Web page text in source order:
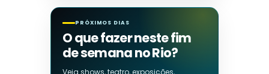
PRÓXIMOS DIAS
O que fazer neste fim
de semana no Rio?
Veja shows, teatro, exposições,